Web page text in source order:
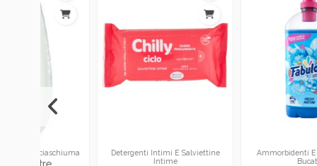
Detergenti Intimi E Salviettine
Ammorbidenti E Profumatori